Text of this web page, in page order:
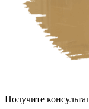
Получите